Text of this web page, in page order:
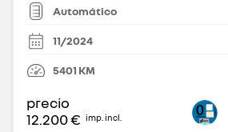
Automático
11/2024
5401 KM
precio
12.200 € imp. incl.